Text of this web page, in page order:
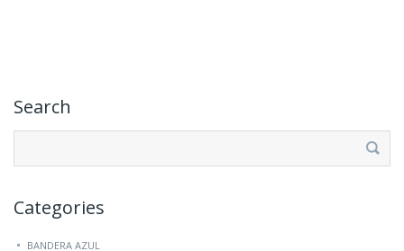
Search
Categories
BANDERA AZUL